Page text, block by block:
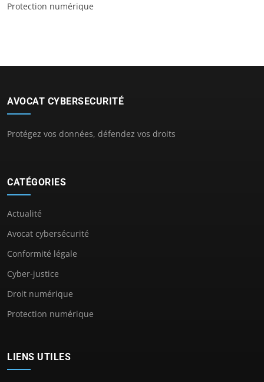
Protection numérique
AVOCAT CYBERSECURITÉ
Protégez vos données, défendez vos droits
CATÉGORIES
Actualité
Avocat cybersécurité
Conformité légale
Cyber-justice
Droit numérique
Protection numérique
LIENS UTILES